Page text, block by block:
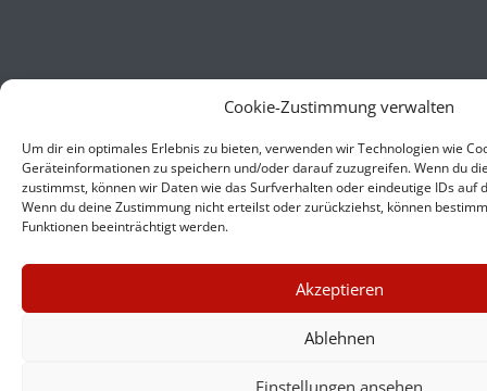
Cookie-Zustimmung verwalten
Um dir ein optimales Erlebnis zu bieten, verwenden wir Technologien wie
Geräteinformationen zu speichern und/oder darauf zuzugreifen. Wenn du
zustimmst, können wir Daten wie das Surfverhalten oder eindeutige IDs auf
Wenn du deine Zustimmung nicht erteilst oder zurückziehst, können
Funktionen beeinträchtigt werden.
Akzeptieren
Ablehnen
Einstellungen ansehen